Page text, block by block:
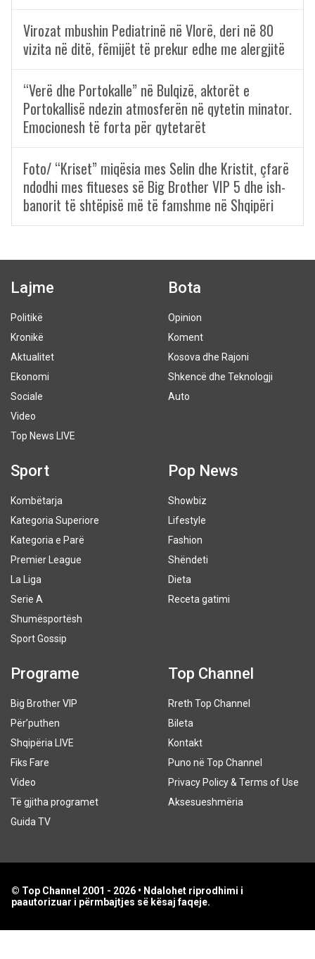
Virozat mbushin Pediatrinë në Vlorë, deri në 80
vizita në ditë, fëmijët të prekur edhe me alergjitë
“Verë dhe Portokalle” në Bulqizë, aktorët e
Portokallisë ndezin atmosferën në qytetin minator.
Emocionesh të forta për qytetarët
Foto/ “Kriset” miqësia mes Selin dhe Kristit, çfarë
ndodhi mes fitueses së Big Brother VIP 5 dhe ish-
banorit të shtëpisë më të famshme në Shqipëri
Lajme
Politikë
Kronikë
Aktualitet
Ekonomi
Sociale
Video
Top News LIVE
Bota
Opinion
Koment
Kosova dhe Rajoni
Shkencë dhe Teknologji
Auto
Sport
Kombëtarja
Kategoria Superiore
Kategoria e Parë
Premier League
La Liga
Serie A
Shumësportësh
Sport Gossip
Pop News
Showbiz
Lifestyle
Fashion
Shëndeti
Dieta
Receta gatimi
Programe
Big Brother VIP
Për’puthen
Shqipëria LIVE
Fiks Fare
Video
Të gjitha programet
Guida TV
Top Channel
Rreth Top Channel
Bileta
Kontakt
Puno në Top Channel
Privacy Policy & Terms of Use
Aksesueshmëria
© Top Channel 2001 - 2026 • Ndalohet riprodhimi i
paautorizuar i përmbajtjes së kësaj faqeje.